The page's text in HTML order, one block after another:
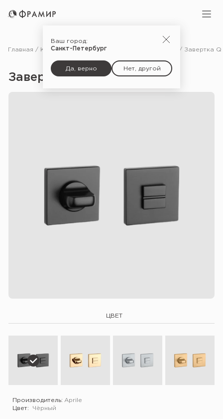
Ваш город:
Санкт-Петербург
Да, верно Нет, другой
Главная Каталог Фурнитура
Завертка Q 7S WC — Bl
ЦВЕТ
Производитель: Aprile
Цвет:
Чёрный